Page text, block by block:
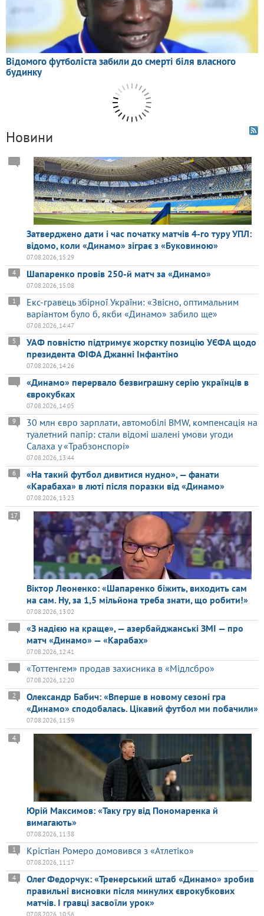
Новини
Затверджено дати і час початку матчів 4-го туру УПЛ:
відомо, коли «Динамо» зіграє з «Буковиною»
07.08.2026, 15:29
Шапаренко провів 250-й матч за «Динамо»
4
07.08.2026, 15:08
Екс-гравець збірної України: «Звісно, оптимальним
варіантом було б, якби «Динамо» забило ще»
1
07.08.2026, 14:47
УАФ повністю підтримує жорстку позицію УЄФА щодо
президента ФІФА Джанні Інфантіно
5
07.08.2026, 14:26
«Динамо» перервало безвиграшну серію українців в
єврокубках
07.08.2026, 14:05
30 млн євро зарплати, автомобілі BMW, компенсація на
туалетний папір: стали відомі шалені умови угоди
Салаха у «Трабзонспорі»
9
07.08.2026, 13:44
«На такий футбол дивитися нудно», — фанати
«Карабаха» в люті після поразки від «Динамо»
6
07.08.2026, 13:23
Віктор Леоненко: «Шапаренко біжить, виходить сам
на сам. Ну, за 1,5 мільйона треба знати, що робити!»
17
07.08.2026, 13:02
«З надією на краще», — азербайджанські ЗМІ — про
матч «Динамо» — «Карабах»
07.08.2026, 12:41
«Тоттенгем» продав захисника в «Мідлсбро»
07.08.2026, 12:20
Олександр Бабич: «Вперше в новому сезоні гра
«Динамо» сподобалась. Цікавий футбол ми побачили»
2
07.08.2026, 11:59
Юрій Максимов: «Таку гру від Пономаренка й
вимагають»
4
07.08.2026, 11:38
Крістіан Ромеро домовився з «Атлетіко»
1
07.08.2026, 11:17
Олег Федорчук: «Тренерський штаб «Динамо» зробив
правильні висновки після минулих єврокубкових
матчів. І гравці засвоїли урок»
4
07.08.2026, 10:56